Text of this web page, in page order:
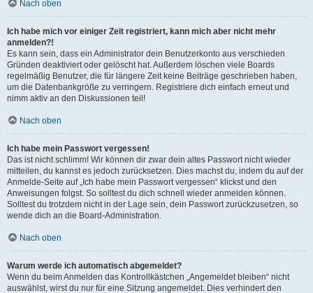
Nach oben
Ich habe mich vor einiger Zeit registriert, kann mich aber nicht mehr
anmelden?!
Es kann sein, dass ein Administrator dein Benutzerkonto aus verschieden
Gründen deaktiviert oder gelöscht hat. Außerdem löschen viele Boards
regelmäßig Benutzer, die für längere Zeit keine Beiträge geschrieben haben,
um die Datenbankgröße zu verringern. Registriere dich einfach erneut und
nimm aktiv an den Diskussionen teil!
Nach oben
Ich habe mein Passwort vergessen!
Das ist nicht schlimm! Wir können dir zwar dein altes Passwort nicht wieder
mitteilen, du kannst es jedoch zurücksetzen. Dies machst du, indem du auf der
Anmelde-Seite auf „Ich habe mein Passwort vergessen“ klickst und den
Anweisungen folgst. So solltest du dich schnell wieder anmelden können.
Solltest du trotzdem nicht in der Lage sein, dein Passwort zurückzusetzen, so
wende dich an die Board-Administration.
Nach oben
Warum werde ich automatisch abgemeldet?
Wenn du beim Anmelden das Kontrollkästchen „Angemeldet bleiben“ nicht
auswählst, wirst du nur für eine Sitzung angemeldet. Dies verhindert den